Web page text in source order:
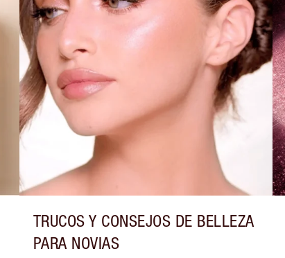
TRUCOS Y CONSEJOS DE BELLEZA
PARA NOVIAS